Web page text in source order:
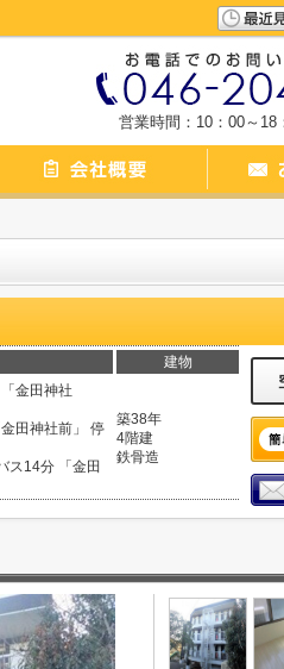
営業時間：10：00～18
建物
金田神社
田神社前」 停
ス14分 「金田
築38年
4階建
鉄骨造